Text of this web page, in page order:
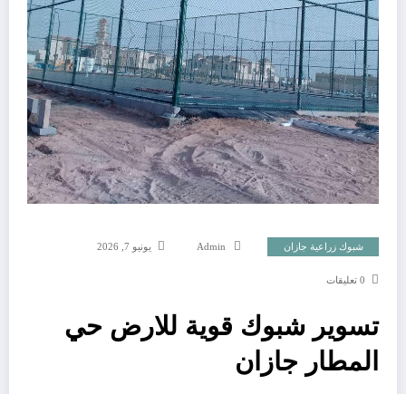
شبوك زراعية جازان Admin يونيو 7, 2026
0 تعليقات
تسوير شبوك قوية للارض حي
المطار جازان